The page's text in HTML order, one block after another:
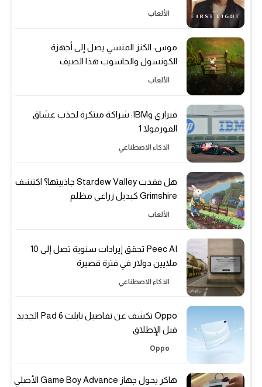
الألعاب
موس: الكنز المنسي يصل إلى أجهزة
الكونسول والحاسوب هذا الصيف
الألعاب
فيراري وIBM: شراكة مبتكرة لجذب عشاق
الفورمولا 1
الذكاء الاصطناعي
هل فقدت Stardew Valley جاذبيتها؟ اكتشف
Grimshire كبديل زراعي مظلم
الألعاب
Peec AI تحقق إيرادات سنوية تصل إلى 10
ملايين دولار في فترة قصيرة
الذكاء الاصطناعي
Oppo تكشف عن تفاصيل تابلت Pad 6 الجديد
قبل الإطلاق
Oppo
هاكر يحول جهاز Game Boy Advance الأصلي